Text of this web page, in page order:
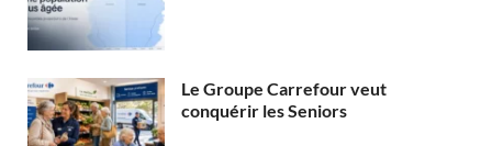
Le Groupe Carrefour veut
conquérir les Seniors